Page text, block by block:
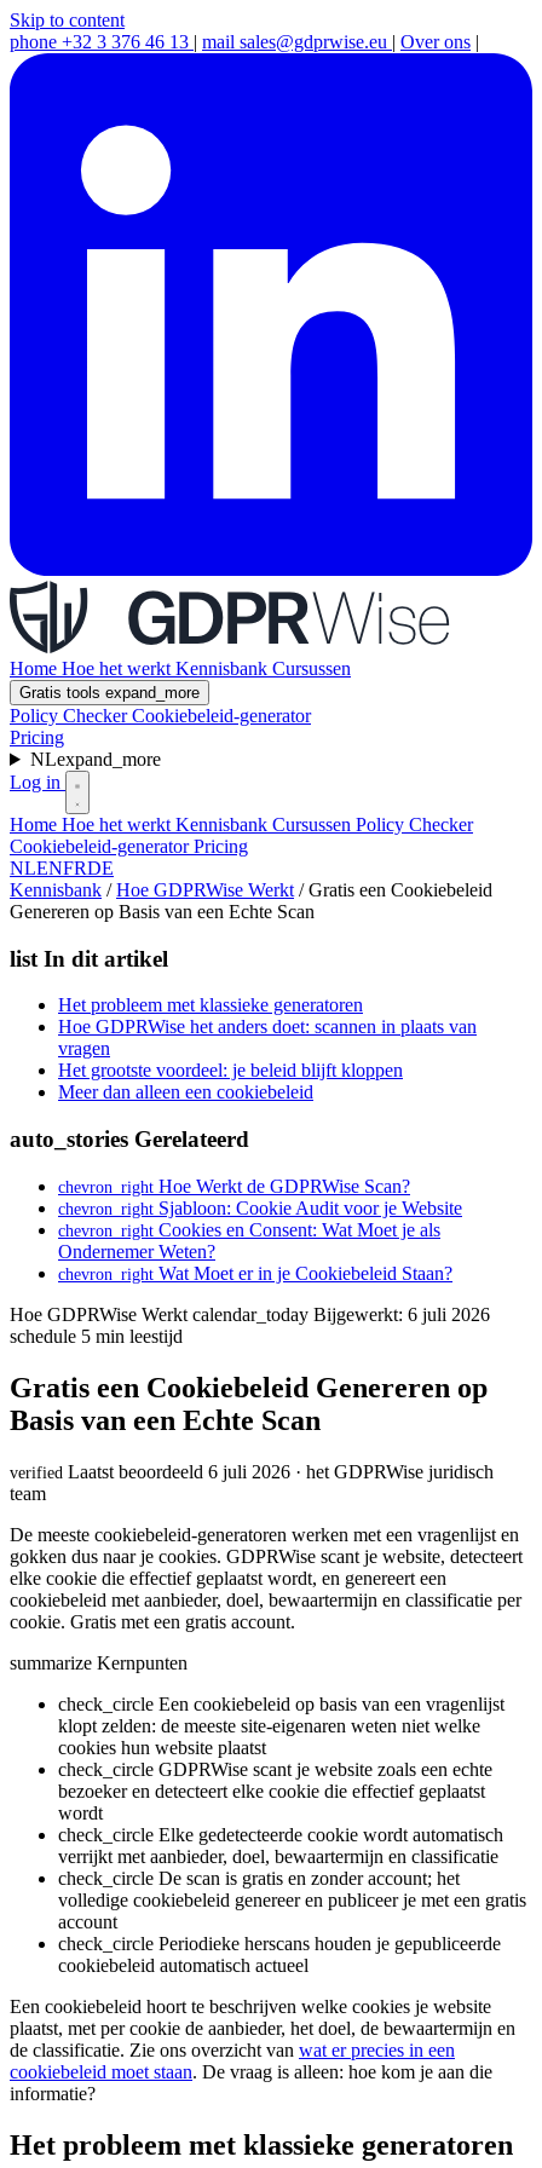
Skip to content
phone +32 3 376 46 13 | mail sales@gdprwise.eu | Over ons |
Home Hoe het werkt Kennisbank Cursussen
Gratis tools expand_more
Policy CheckerCookiebeleid-generator
Pricing
NLexpand_more
Log in
Home Hoe het werkt Kennisbank Cursussen Policy Checker
Cookiebeleid-generatorPricing
NLENFRDE
Kennisbank / Hoe GDPRWise Werkt / Gratis een Cookiebeleid
Genereren op Basis van een Echte Scan
list In dit artikel
Het probleem met klassieke generatoren
Hoe GDPRWise het anders doet: scannen in plaats van
vragen
Het grootste voordeel: je beleid blijft kloppen
Meer dan alleen een cookiebeleid
auto_stories Gerelateerd
chevron_right Hoe Werkt de GDPRWise Scan?
chevron_right Sjabloon: Cookie Audit voor je Website
chevron_right Cookies en Consent: Wat Moet je als
Ondernemer Weten?
chevron_right Wat Moet er in je Cookiebeleid Staan?
Hoe GDPRWise Werkt calendar_today Bijgewerkt: 6 juli 2026
schedule 5 min leestijd
Gratis een Cookiebeleid Genereren op
Basis van een Echte Scan
verified Laatst beoordeeld 6 juli 2026 · het GDPRWise juridisch
team
De meeste cookiebeleid-generatoren werken met een vragenlijst en
gokken dus naar je cookies. GDPRWise scant je website, detecteert
elke cookie die effectief geplaatst wordt, en genereert een
cookiebeleid met aanbieder, doel, bewaartermijn en classificatie per
cookie. Gratis met een gratis account.
summarize Kernpunten
check_circle Een cookiebeleid op basis van een vragenlijst
klopt zelden: de meeste site-eigenaren weten niet welke
cookies hun website plaatst
check_circle GDPRWise scant je website zoals een echte
bezoeker en detecteert elke cookie die effectief geplaatst
wordt
check_circle Elke gedetecteerde cookie wordt automatisch
verrijkt met aanbieder, doel, bewaartermijn en classificatie
check_circle De scan is gratis en zonder account; het
volledige cookiebeleid genereer en publiceer je met een gratis
account
check_circle Periodieke herscans houden je gepubliceerde
cookiebeleid automatisch actueel
Een cookiebeleid hoort te beschrijven welke cookies je website
plaatst, met per cookie de aanbieder, het doel, de bewaartermijn en
de classificatie. Zie ons overzicht van wat er precies in een
cookiebeleid moet staan. De vraag is alleen: hoe kom je aan die
informatie?
Het probleem met klassieke generatoren